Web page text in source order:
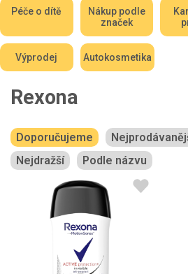
Péče o dítě
Nákup podle
značek
Výprodej Autokosmetika
Rexona
Doporučujeme
Nejdražší
Podle názvu